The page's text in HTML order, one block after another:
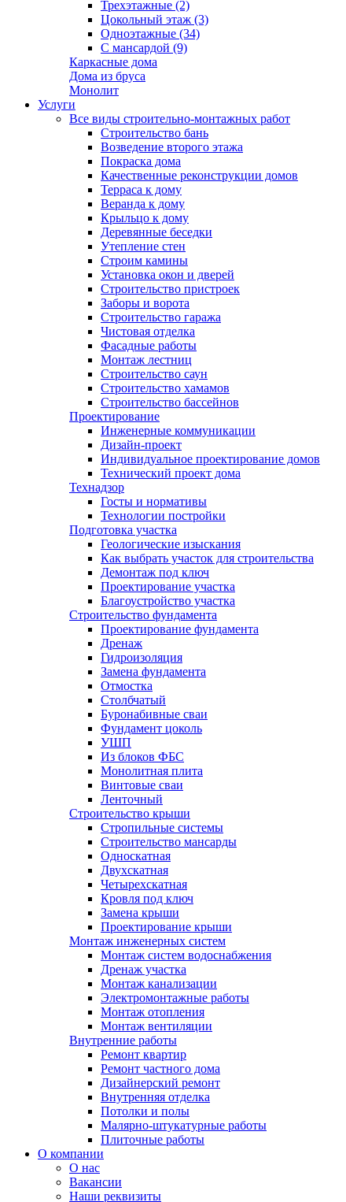
Трехэтажные (2)
Цокольный этаж (3)
Одноэтажные (34)
С мансардой (9)
Каркасные дома
Дома из бруса
Монолит
Услуги
Все виды строительно-монтажных работ
Строительство бань
Возведение второго этажа
Покраска дома
Качественные реконструкции домов
Терраса к дому
Веранда к дому
Крыльцо к дому
Деревянные беседки
Утепление стен
Строим камины
Установка окон и дверей
Строительство пристроек
Заборы и ворота
Строительство гаража
Чистовая отделка
Фасадные работы
Монтаж лестниц
Строительство саун
Строительство хамамов
Строительство бассейнов
Проектирование
Инженерные коммуникации
Дизайн-проект
Индивидуальное проектирование домов
Технический проект дома
Технадзор
Госты и нормативы
Технологии постройки
Подготовка участка
Геологические изыскания
Как выбрать участок для строительства
Демонтаж под ключ
Проектирование участка
Благоустройство участка
Строительство фундамента
Проектирование фундамента
Дренаж
Гидроизоляция
Замена фундамента
Отмостка
Столбчатый
Буронабивные сваи
Фундамент цоколь
УШП
Из блоков ФБС
Монолитная плита
Винтовые сваи
Ленточный
Строительство крыши
Стропильные системы
Строительство мансарды
Односкатная
Двухскатная
Четырехскатная
Кровля под ключ
Замена крыши
Проектирование крыши
Монтаж инженерных систем
Монтаж систем водоснабжения
Дренаж участка
Монтаж канализации
Электромонтажные работы
Монтаж отопления
Монтаж вентиляции
Внутренние работы
Ремонт квартир
Ремонт частного дома
Дизайнерский ремонт
Внутренняя отделка
Потолки и полы
Малярно-штукатурные работы
Плиточные работы
О компании
О нас
Вакансии
Наши реквизиты